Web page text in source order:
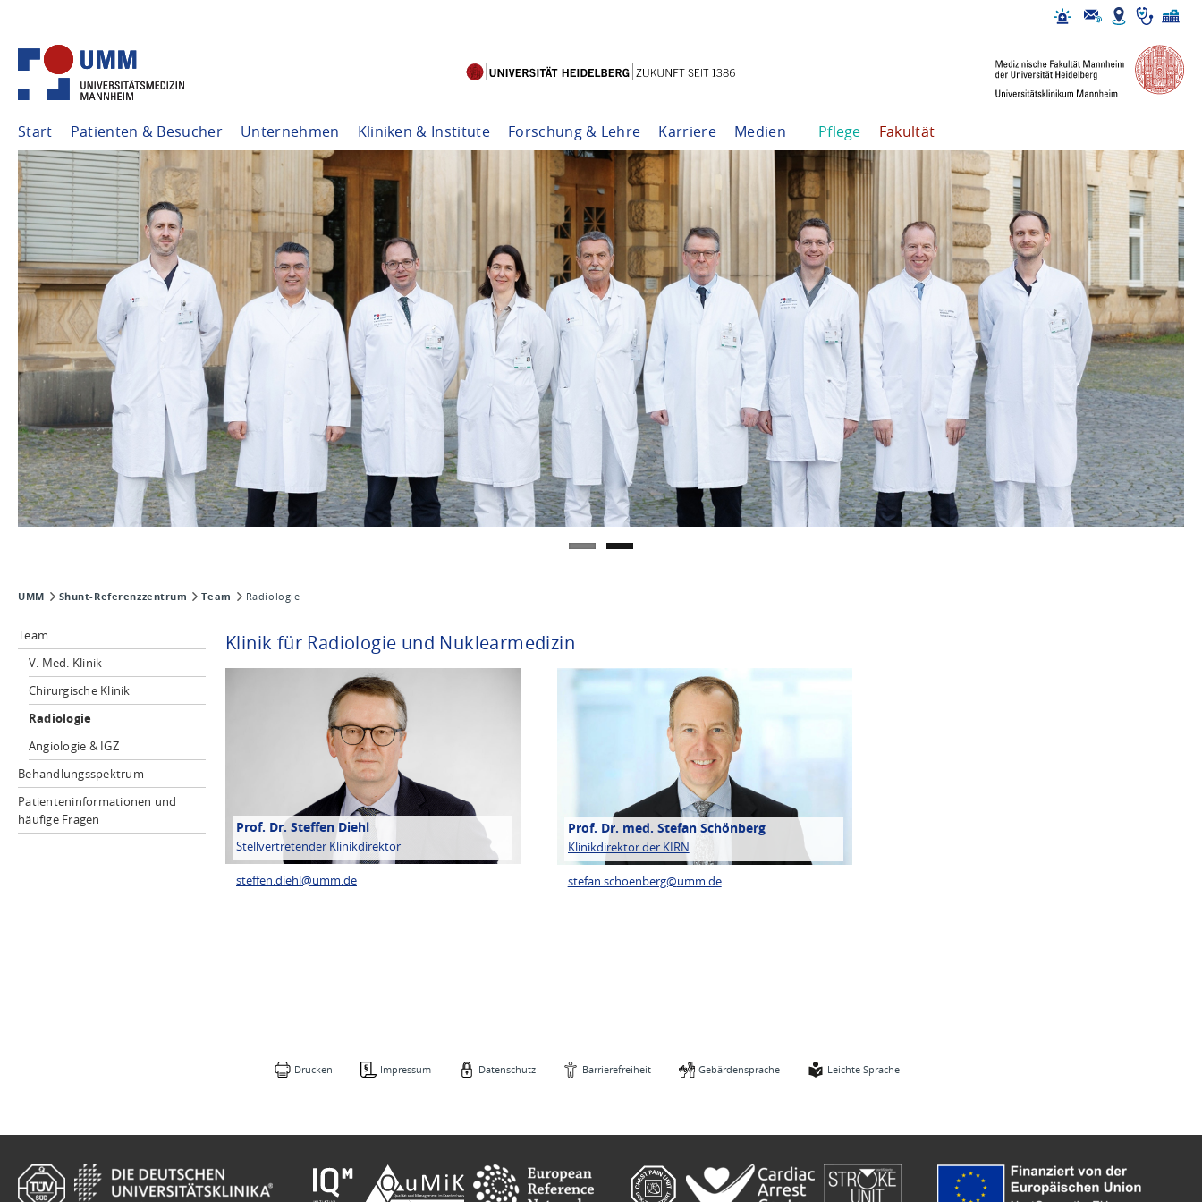
Start Patienten & Besucher Unternehmen Kliniken & Institute Forschung & Lehre Karriere Medien Pflege Fakultät
UMM Shunt-Referenzzentrum Team Radiologie
Team
V. Med. Klinik
Chirurgische Klinik
Radiologie
Angiologie & IGZ
Behandlungsspektrum
Patienteninformationen und
häufige Fragen
Klinik für Radiologie und Nuklearmedizin
Prof. Dr. Steffen Diehl
Stellvertretender Klinikdirektor
steffen.diehl@umm.de
Prof. Dr. med. Stefan Schönberg
Klinikdirektor der KIRN
stefan.schoenberg@umm.de
Drucken Impressum Datenschutz Barrierefreiheit Gebärdensprache Leichte Sprache